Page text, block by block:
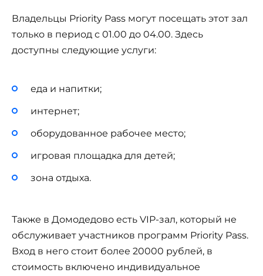
Владельцы Priority Pass могут посещать этот зал
только в период с 01.00 до 04.00. Здесь
доступны следующие услуги:
еда и напитки;
интернет;
оборудованное рабочее место;
игровая площадка для детей;
зона отдыха.
Также в Домодедово есть VIP-зал, который не
обслуживает участников программ Priority Pass.
Вход в него стоит более 20000 рублей, в
стоимость включено индивидуальное